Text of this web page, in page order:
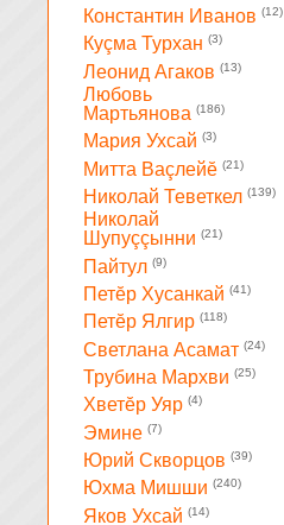
Константин Иванов (12)
Куçма Турхан (3)
Леонид Агаков (13)
Любовь
Мартьянова (186)
Мария Ухсай (3)
Митта Ваçлейĕ (21)
Николай Теветкел (139)
Николай
Шупуççынни (21)
Пайтул (9)
Петĕр Хусанкай (41)
Петĕр Ялгир (118)
Светлана Асамат (24)
Трубина Мархви (25)
Хветĕр Уяр (4)
Эмине (7)
Юрий Скворцов (39)
Юхма Мишши (240)
Яков Ухсай (14)